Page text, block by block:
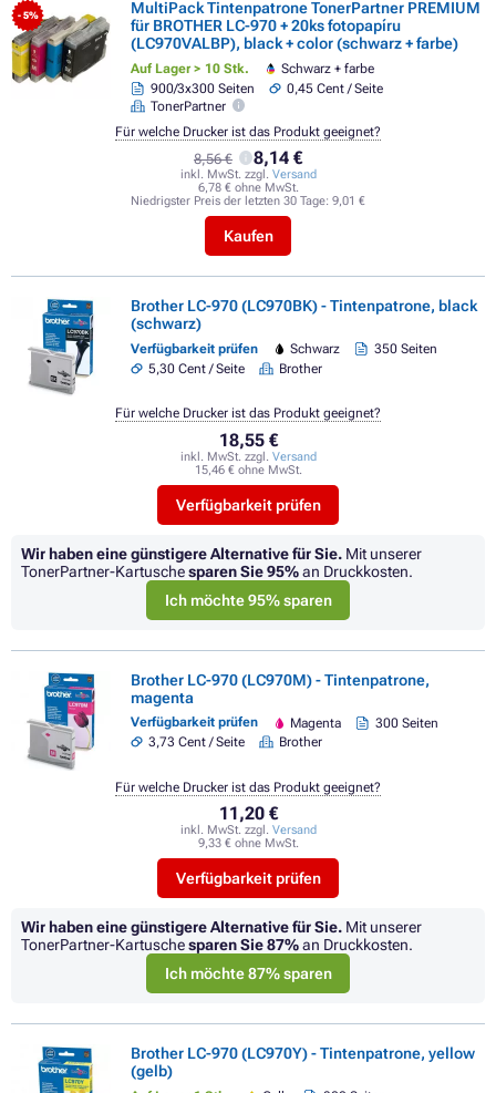
- 5%
MultiPack Tintenpatrone TonerPartner PREMIUM
für BROTHER LC-970 + 20ks fotopapíru
(LC970VALBP), black + color (schwarz + farbe)
Auf Lager > 10 Stk.
Schwarz + farbe
900/3x300 Seiten
0,45 Cent / Seite
TonerPartner
8,56 € 8,14 €
inkl. MwSt. zzgl. Versand
6,78 € ohne MwSt.
Niedrigster Preis der letzten 30 Tage: 9,01 €
Kaufen
Für welche Drucker ist das Produkt geeignet?
Brother LC-970 (LC970BK) - Tintenpatrone, black
(schwarz)
Verfügbarkeit prüfen Schwarz
350 Seiten
5,30 Cent / Seite
Brother
18,55 €
inkl. MwSt. zzgl. Versand
15,46 € ohne MwSt.
Verfügbarkeit prüfen
Für welche Drucker ist das Produkt geeignet?
Wir haben eine günstigere Alternative für Sie. Mit unserer
TonerPartner-Kartuschesparen Sie95%an Druckkosten.
Ich möchte 95% sparen
Brother LC-970 (LC970M) - Tintenpatrone,
magenta
Verfügbarkeit prüfen Magenta
300 Seiten
3,73 Cent / Seite
Brother
11,20 €
inkl. MwSt. zzgl. Versand
9,33 € ohne MwSt.
Verfügbarkeit prüfen
Für welche Drucker ist das Produkt geeignet?
Wir haben eine günstigere Alternative für Sie. Mit unserer
TonerPartner-Kartuschesparen Sie87%an Druckkosten.
Ich möchte 87% sparen
Brother LC-970 (LC970Y) - Tintenpatrone, yellow
(gelb)